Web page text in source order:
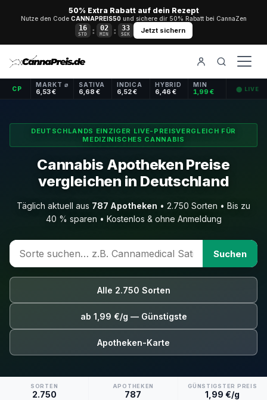
50% Extra Rabatt auf dein Rezept
Nutze den Code CANNAPREIS50und sichere dir 50% Rabatt bei CannaZen
16
STD : 02
MIN : 32
SEK Jetzt sichern
CP
MARKT ⌀
6,53 €
SATIVA
6,68 €
INDICA
6,52 €
HYBRID
6,46 €
MIN
1,99 € ⬤ LIVE
DEUTSCHLANDS EINZIGER LIVE-PREISVERGLEICH FÜR
MEDIZINISCHES CANNABIS
Cannabis Apotheken Preise
vergleichen in Deutschland
Täglich aktuell aus 787 Apotheken • 2.750 Sorten • Bis zu
40 % sparen • Kostenlos & ohne Anmeldung
Suchen
Alle 2.750 Sorten
ab 1,99 €/g — Günstigste
Apotheken-Karte
SORTEN
2.750
APOTHEKEN
787
GÜNSTIGSTER PREIS
1,99 €/g